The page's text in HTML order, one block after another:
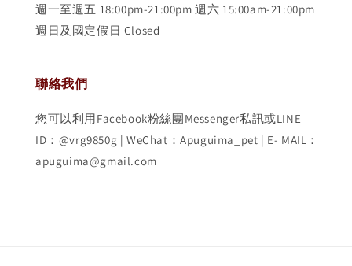
週一至週五 18:00pm-21:00pm 週六 15:00am-21:00pm
週日及國定假日 Closed
聯絡我們
您可以利用Facebook粉絲團Messenger私訊或LINE
ID：@vrg9850g | WeChat：Apuguima_pet | E- MAIL：
apuguima@gmail.com